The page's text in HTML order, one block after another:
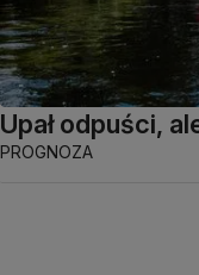
Upał odpuści,
PROGNOZA